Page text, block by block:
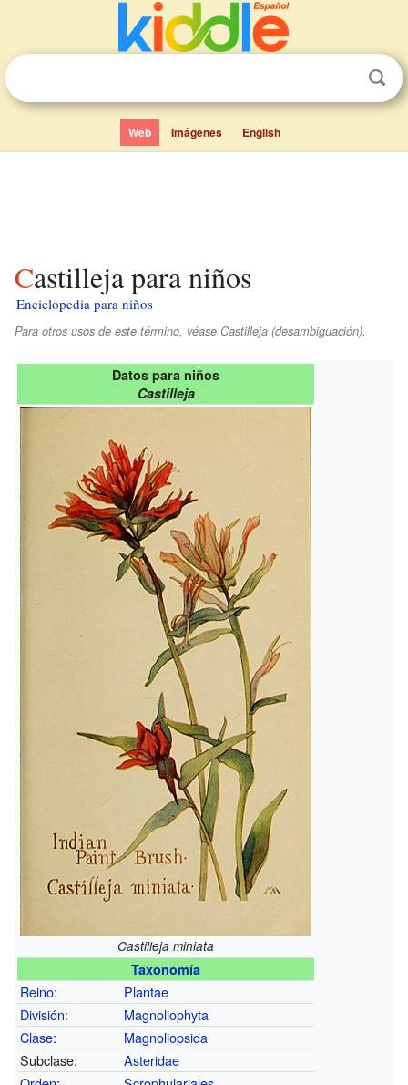
Web Imágenes English
Castilleja para niños
Enciclopedia para niños
Para otros usos de este término, véase Castilleja (desambiguación).
Datos para niños
Castilleja
Castilleja miniata
Taxonomía
Reino:
Plantae
División:
Magnoliophyta
Clase:
Magnoliopsida
Subclase:
Asteridae